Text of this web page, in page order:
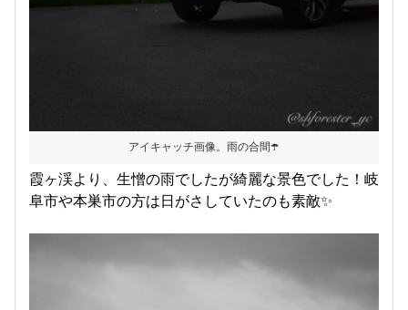
アイキャッチ画像。雨の合間☂️
霞ヶ渓より、生憎の雨でしたが綺麗な景色でした！岐
阜市や本巣市の方は日がさしていたのも素敵✨